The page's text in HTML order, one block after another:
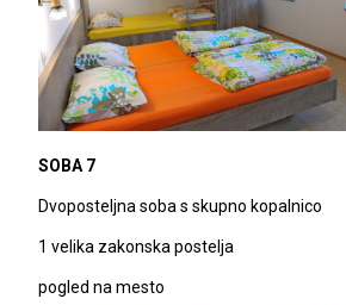
SOBA 7
Dvoposteljna soba s skupno kopalnico
1 velika zakonska postelja
pogled na mesto